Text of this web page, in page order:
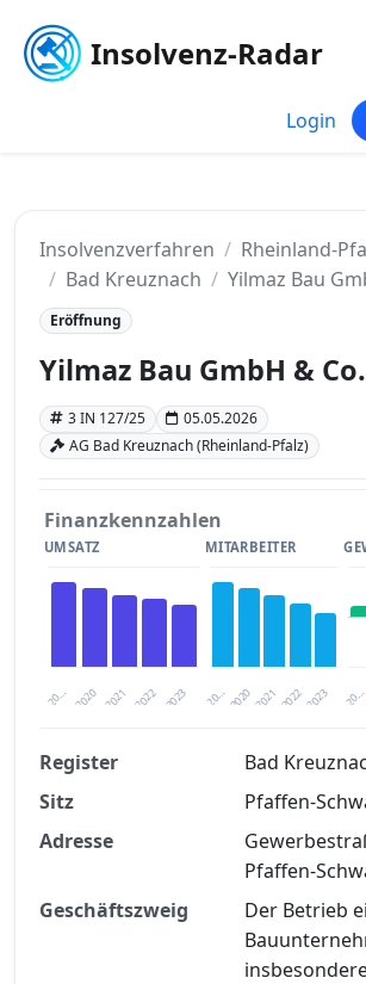
Insolvenz-Radar
Login
Insolvenzverfahren
Rheinland-
Bad Kreuznach
Yilmaz Bau
Eröffnung
Yilmaz Bau GmbH &
3 IN 127/25
05.05.2026
AG Bad Kreuznach (Rheinland-Pfalz)
Finanzkennzahlen
UMSATZ
20… 2021 2023
2020 2022
MITARBEITER
20… 2021 2023
2020 2022 20…
Finanzkennzahlen nach
Registrierung verfügbar
Jetzt kostenlos
Register
Bad
Sitz
Pfaffen-
Adresse
Pfaffen-
Geschäftszweig
Der Betrieb